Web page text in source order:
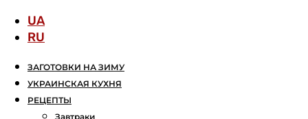
UA
RU
ЗАГОТОВКИ НА ЗИМУ
УКРАИНСКАЯ КУХНЯ
РЕЦЕПТЫ
Завтраки